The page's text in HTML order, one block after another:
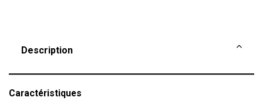
Description
Caractéristiques